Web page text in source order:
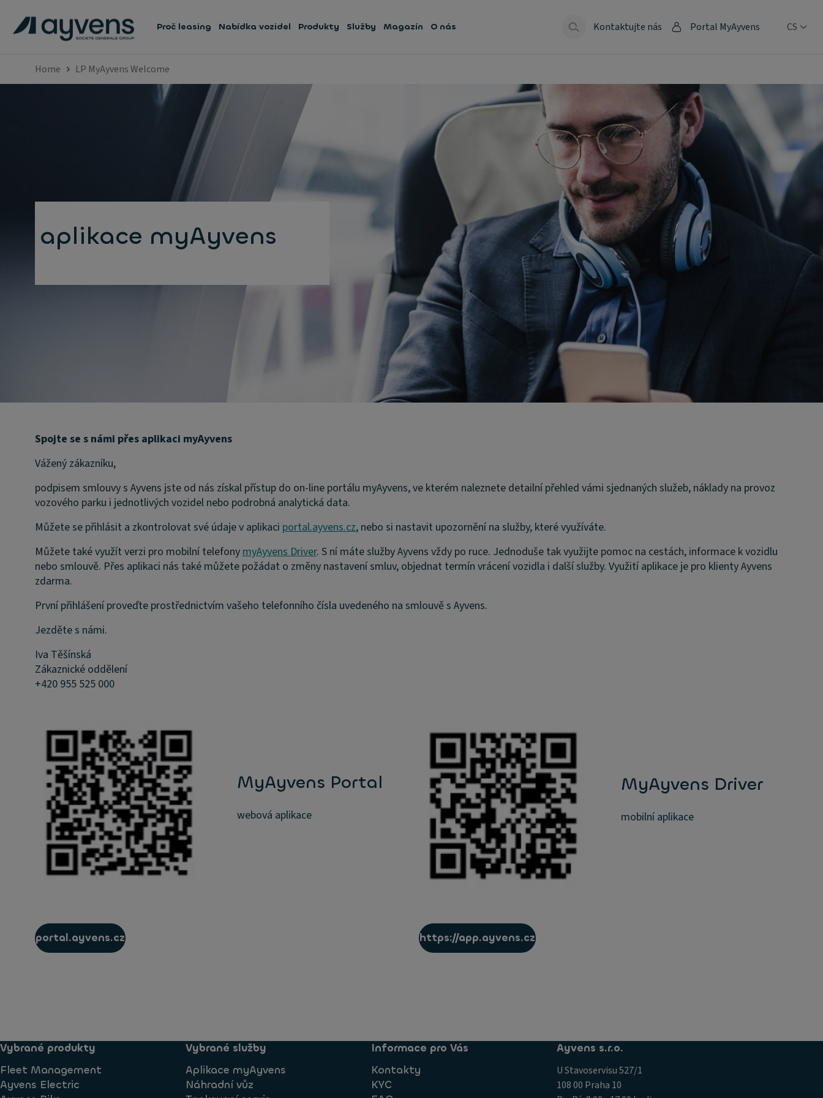
Proč leasing Nabídka vozidel Produkty Služby Magazín O nás Kontaktujte nás Portal MyAyvens CS
Home LP MyAyvens Welcome
aplikace myAyvens
Spojte se s námi přes aplikaci myAyvens
Vážený zákazníku,
podpisem smlouvy s Ayvens jste od nás získal přístup do on-line portálu myAyvens, ve kterém naleznete detailní přehled vámi sjednaných služeb, náklady na provoz
vozového parku i jednotlivých vozidel nebo podrobná analytická data.
Můžete se přihlásit a zkontrolovat své údaje v aplikaci portal.ayvens.cz, nebo si nastavit upozornění na služby, které využíváte.
Můžete také využít verzi pro mobilní telefonymyAyvens Driver. S ní máte služby Ayvens vždy po ruce. Jednoduše tak využijte pomoc na cestách, informace k vozidlu
nebo smlouvě. Přes aplikaci nás také můžete požádat o změny nastavení smluv, objednat termín vrácení vozidla i další služby. Využití aplikace je pro klienty Ayvens
zdarma.
První přihlášení proveďte prostřednictvím vašeho telefonního čísla uvedeného na smlouvě s Ayvens.
Jezděte s námi.
Iva Těšínská
Zákaznické oddělení
+420 955 525 000
MyAyvens Portal
webová aplikace
MyAyvens Driver
mobilní aplikace
portal.ayvens.cz https://app.ayvens.cz
Vybrané produkty
Fleet Management
Ayvens Electric
Vybrané služby
Aplikace myAyvens
Náhradní vůz
Informace pro Vás
Kontakty
KYC
Ayvens s.r.o.
U Stavoservisu 527/1
108 00 Praha 10